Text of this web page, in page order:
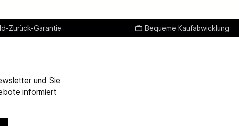
Zurück-Garantie Bequeme Kaufabwicklung
und Sie
informiert